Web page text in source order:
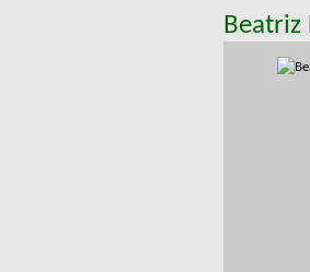
Beatriz